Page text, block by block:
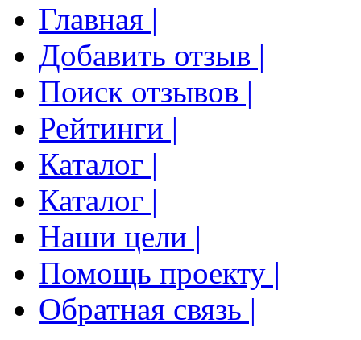
Главная |
Добавить отзыв |
Поиск отзывов |
Рейтинги |
Каталог |
Каталог |
Наши цели |
Помощь проекту |
Обратная связь |